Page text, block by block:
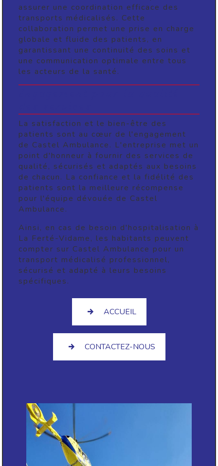
assurer une coordination efficace des
transports médicalisés. Cette
collaboration permet une prise en charge
globale et fluide des patients, en
garantissant une continuité des soins et
une communication optimale entre tous
les acteurs de la santé.
La satisfaction et le bien-être des
patients sont au cœur de l'engagement
de Castel Ambulance. L'entreprise met un
point d'honneur à fournir des services de
qualité, sécurisés et adaptés aux besoins
de chacun. La confiance et la fidélité des
patients sont la meilleure récompense
pour l'équipe dévouée de Castel
Ambulance.
Ainsi, en cas de besoin d'hospitalisation à
La Ferté-Vidame, les habitants peuvent
compter sur Castel Ambulance pour un
transport médicalisé professionnel,
sécurisé et adapté à leurs besoins
spécifiques.
ACCUEIL
CONTACTEZ-NOUS